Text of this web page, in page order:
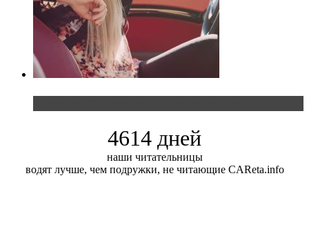
4614 дней
наши читательницы
водят лучше, чем подружки, не читающие CAReta.info